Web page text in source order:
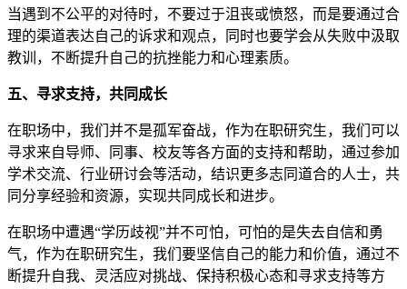
当遇到不公平的对待时，不要过于沮丧或愤怒，而是要通过合
理的渠道表达自己的诉求和观点，同时也要学会从失败中汲取
教训，不断提升自己的抗挫能力和心理素质。
五、寻求支持，共同成长
在职场中，我们并不是孤军奋战，作为在职研究生，我们可以
寻求来自导师、同事、校友等各方面的支持和帮助，通过参加
学术交流、行业研讨会等活动，结识更多志同道合的人士，共
同分享经验和资源，实现共同成长和进步。
在职场中遭遇“学历歧视”并不可怕，可怕的是失去自信和勇
气，作为在职研究生，我们要坚信自己的能力和价值，通过不
断提升自我、灵活应对挑战、保持积极心态和寻求支持等方